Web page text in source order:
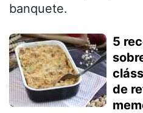
banquete.
5
de